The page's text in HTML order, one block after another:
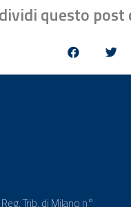
questo
Trib. di Milano n°